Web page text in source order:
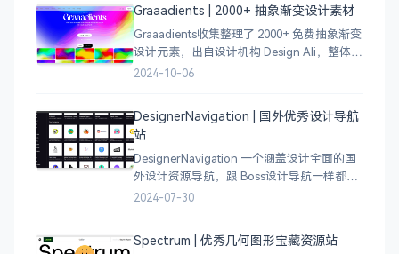
Graaadients | 2000+ 抽象渐变设计素材
Graaadients收集整理了 2000+ 免费抽象渐变
设计元素，出自设计机构 Design Ali，整体渐
变色比较鲜艳，更像是 AI 生成的元素，需要
2024-10-06
DesignerNavigation | 国外优秀设计导航
站
DesignerNavigation 一个涵盖设计全面的国
外设计资源导航，跟 Boss设计导航一样都是
分门别类的划分设计灵感、资讯、UI 资源、
2024-07-30
Spectrum | 优秀几何图形宝藏资源站